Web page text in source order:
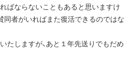
ばならないこともあると思いますけ
同者がいればまた復活できるのではな
しますが、あと１年先送りでもだめ